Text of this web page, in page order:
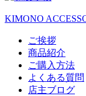
KIMONO
ご挨拶
商品紹介
ご購入方法
よくある質問
店主ブログ